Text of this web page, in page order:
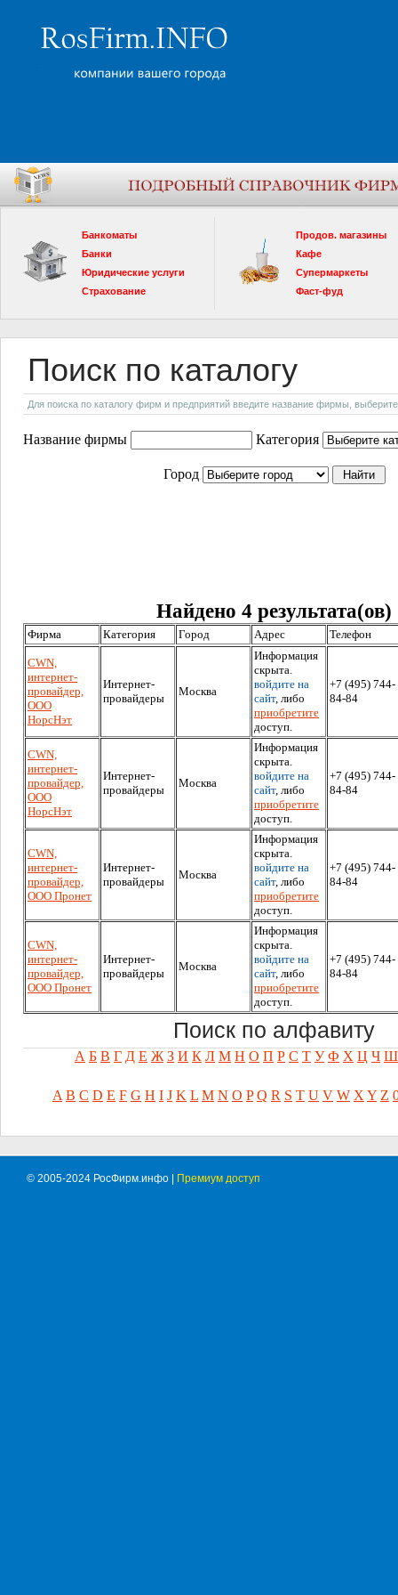
Банкоматы
Банки
Юридические услуги
Страхование
Продов. магазины
Кафе
Супермаркеты
Фаст-фуд
Поиск по каталогу
Для поиска по каталогу фирм и предприятий введите название фирмы, выберите
Название фирмы Категория
Город
Найдено 4 результата(ов)
Фирма Категория Город Адрес Телефон
CWN,
интернет-
провайдер,
ООО
НорсНэт
Интернет-
провайдеры
Москва
Информация
скрыта.
войдите на
сайт, либо
приобретите
доступ.
+7 (495) 744-
84-84
CWN,
интернет-
провайдер,
ООО
НорсНэт
Интернет-
провайдеры
Москва
Информация
скрыта.
войдите на
сайт, либо
приобретите
доступ.
+7 (495) 744-
84-84
CWN,
интернет-
провайдер,
ООО Пронет
Интернет-
провайдеры
Москва
Информация
скрыта.
войдите на
сайт, либо
приобретите
доступ.
+7 (495) 744-
84-84
CWN,
интернет-
провайдер,
ООО Пронет
Интернет-
провайдеры
Москва
Информация
скрыта.
войдите на
сайт, либо
приобретите
доступ.
+7 (495) 744-
84-84
Поиск по алфавиту
А Б В Г Д Е Ж З И К Л М Н О П Р С Т У Ф Х Ц Ч Ш
A B C D E F G H I J K L M N O P Q R S T U V W X Y Z
© 2005-2024 РосФирм.инфо | Премиум доступ